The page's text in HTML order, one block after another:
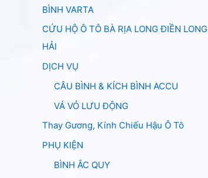
BÌNH VARTA
CỨU HỘ Ô TÔ BÀ RỊA LONG ĐIỀN LONG
HẢI
DỊCH VỤ
CÂU BÌNH & KÍCH BÌNH ACCU
VÁ VỎ LƯU ĐỘNG
Thay Gương, Kính Chiếu Hậu Ô Tô
PHỤ KIỆN
BÌNH ẮC QUY